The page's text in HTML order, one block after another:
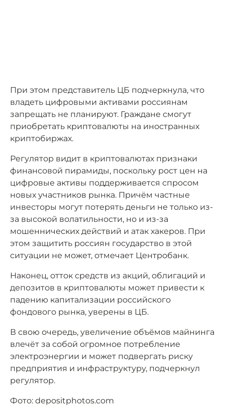
При этом представитель ЦБ подчеркнула, что
владеть цифровыми активами россиянам
запрещать не планируют. Граждане смогут
приобретать криптовалюты на иностранных
криптобиржах.
Регулятор видит в криптовалютах признаки
финансовой пирамиды, поскольку рост цен на
цифровые активы поддерживается спросом
новых участников рынка. Причём частные
инвесторы могут потерять деньги не только из-
за высокой волатильности, но и из-за
мошеннических действий и атак хакеров. При
этом защитить россиян государство в этой
ситуации не может, отмечает Центробанк.
Наконец, отток средств из акций, облигаций и
депозитов в криптовалюты может привести к
падению капитализации российского
фондового рынка, уверены в ЦБ.
В свою очередь, увеличение объёмов майнинга
влечёт за собой огромное потребление
электроэнергии и может подвергать риску
предприятия и инфраструктуру, подчеркнул
регулятор.
Фото: depositphotos.com